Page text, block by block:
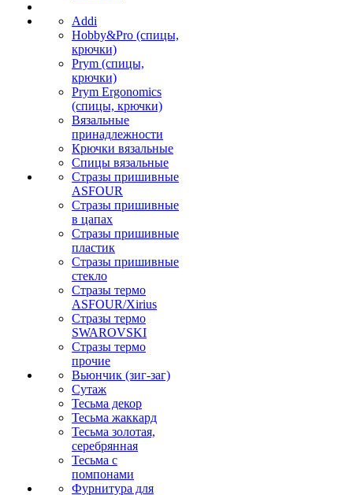
Addi
Hobby&Pro (спицы,
крючки)
Prym (спицы,
крючки)
Prym Ergonomics
(спицы, крючки)
Вязальные
принадлежности
Крючки вязальные
Спицы вязальные
Стразы пришивные
ASFOUR
Стразы пришивные
в цапах
Стразы пришивные
пластик
Стразы пришивные
стекло
Стразы термо
ASFOUR/Xirius
Стразы термо
SWAROVSKI
Стразы термо
прочие
Вьюнчик (зиг-заг)
Сутаж
Тесьма декор
Тесьма жаккард
Тесьма золотая,
серебрянная
Тесьма с
помпонами
Фурнитура для